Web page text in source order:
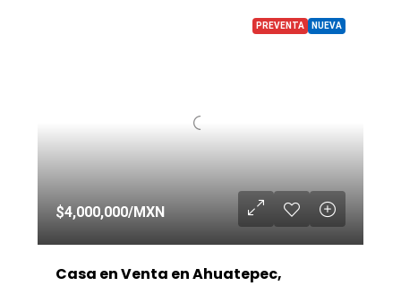
PREVENTA NUEVA
$4,000,000/MXN
Casa en Venta en Ahuatepec,